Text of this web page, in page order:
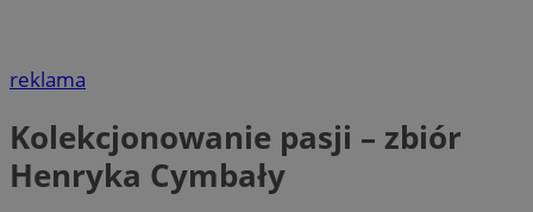
reklama
Kolekcjonowanie pasji – zbiór
Henryka Cymbały